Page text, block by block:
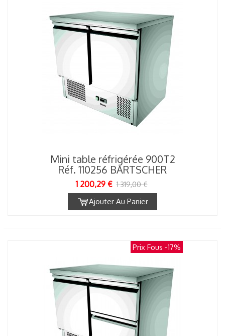
Mini table réfrigérée 900T2
Réf. 110256 BARTSCHER
1 200,29 € 1 319,00 €
Ajouter Au Panier
Prix Fous -17%